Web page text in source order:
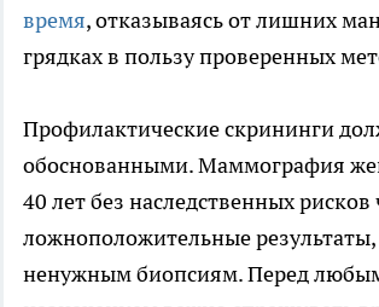
время, отказываясь от лишних
грядках в пользу проверенных
Профилактические скрининги
обоснованными. Маммография
40 лет без наследственных рисков
ложноположительные
ненужным биопсиям. Перед